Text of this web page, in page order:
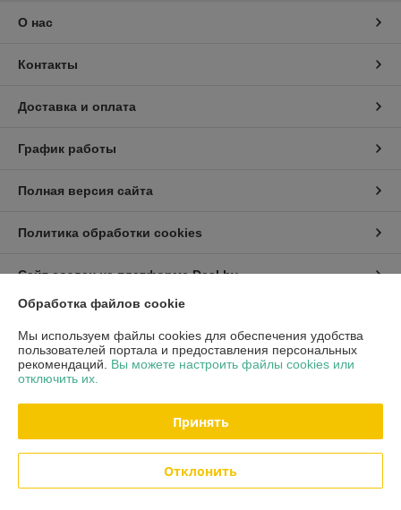
О нас
Контакты
Доставка и оплата
График работы
Полная версия сайта
Политика обработки cookies
Сайт создан на платформе Deal.by
Информация для покупателя
Индивидуальный предприниматель:ИП Хмель Павел Юрьевич
г. Минск, ул. Воронянского 11/5-63
Регистрационный номер ЕГР: 190422759
Регистрационный орган: Мингорисполком
Дата регистрации компании: 20.02.2003
Обработка файлов cookie
Мы используем файлы cookies для обеспечения удобства
пользователей портала и предоставления персональных
рекомендаций. Вы можете настроить файлы cookies или
отключить их.
Принять
Отклонить